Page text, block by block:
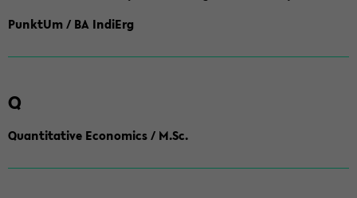
PunktUm / BA IndiErg
Q
Quantitative Economics / M.Sc.